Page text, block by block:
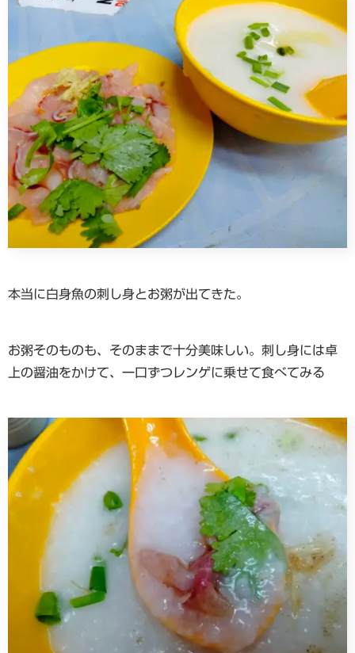
本当に白身魚の刺し身とお粥が出てきた。
お粥そのものも、そのままで十分美味しい。刺し身には卓
上の醤油をかけて、一口ずつレンゲに乗せて食べてみる